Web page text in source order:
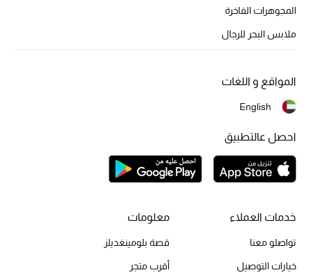
جميع الأحذية النسائية
جميع الإكسسورات النسائية
موضة نسائية
تسوقوا للنساء
الحقائب
الموسم الجديد
المجوهرات الفاخرة
ملابس البحر للرجال
خدمات العملاء
تواصلو معنا
خيارات التوصيل
معلومات
قصة بلومينغديلز
أقرب متجر
المواقع و اللغات
English
احصل عالتطبيق